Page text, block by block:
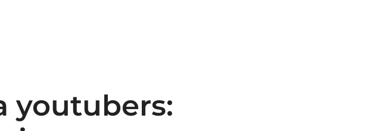
youtubers: